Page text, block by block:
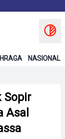
NASIONAL
Sopir
Asal